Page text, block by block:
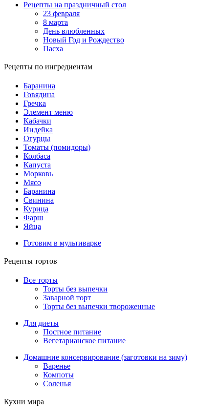
Рецепты на праздничный стол
23 февраля
8 марта
День влюбленных
Новый Год и Рождество
Пасха
Рецепты по ингредиентам
Баранина
Говядина
Гречка
Элемент меню
Кабачки
Индейка
Огурцы
Томаты (помидоры)
Колбаса
Капуста
Морковь
Мясо
Баранина
Свинина
Курица
Фарш
Яйца
Готовим в мультиварке
Рецепты тортов
Все торты
Торты без выпечки
Заварной торт
Торты без выпечки твороженные
Для диеты
Постное питание
Вегетарианское питание
Домашние консервирование (заготовки на зиму)
Варенье
Компоты
Соленья
Кухни мира